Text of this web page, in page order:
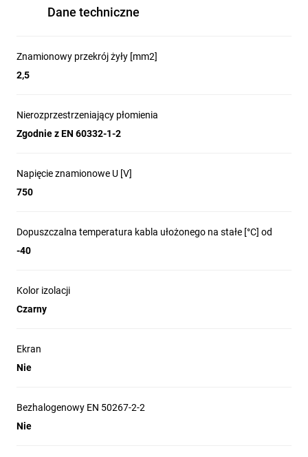
Dane techniczne
Znamionowy przekrój żyły [mm2]
2,5
Nierozprzestrzeniający płomienia
Zgodnie z EN 60332-1-2
Napięcie znamionowe U [V]
750
Dopuszczalna temperatura kabla ułożonego na stałe [°C] od
-40
Kolor izolacji
Czarny
Ekran
Nie
Bezhalogenowy EN 50267-2-2
Nie